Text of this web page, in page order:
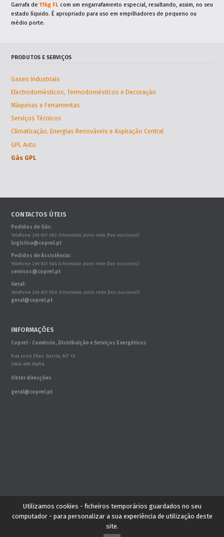
Garrafa de11kg FL com um engarrafamento especial, resultando, assim, no seu
estado líquido. É apropriado para uso em empilhadores de pequeno ou
médio porte.
PRODUTOS E SERVIÇOS
Gases Industriais
Electrodomésticos, Termodomésticos e Decoração
Máquinas e Ferramentas
Serviços Técnicos
Climatização, Energias Renováveis e Aspiração Central
GPL Auto
Gás GPL
CONTACTOS ÚTEIS
Pedidos de Gás:
Telefone: 261 817 503 (chamada para rede fixa nacional)
logistica@coprel.pt
Pedidos de Assistência:
Telefone: 261 817 504 (chamada para rede fixa nacional)
servicos@coprel.pt
Geral:
Telefone: 261 817 500 (chamada para rede fixa nacional)
geral@coprel.pt
INFORMAÇÕES
Coprel - Comércio, Distribuição e Serviços Energéticos
Rua José Elias Garcia, Nº 15
2640-495 Mafra
Obter direcções
geral@coprel.pt
Utilizamos cookies - ficheiros temporários guardados no seu
computador - para personalizar a sua experiência de utilização deste
site.